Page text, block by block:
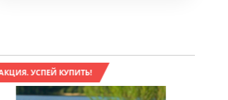
АКЦИЯ. УСПЕЙ КУПИТЬ!